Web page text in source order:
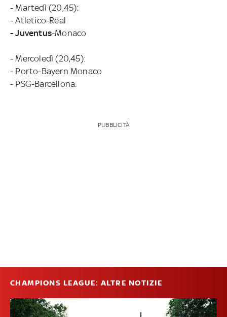
- Martedì (20,45):
- Atletico-Real
- Juventus-Monaco
- Mercoledì (20,45):
- Porto-Bayern Monaco
- PSG-Barcellona.
PUBBLICITÀ
CHAMPIONS LEAGUE: ALTRE NOTIZIE